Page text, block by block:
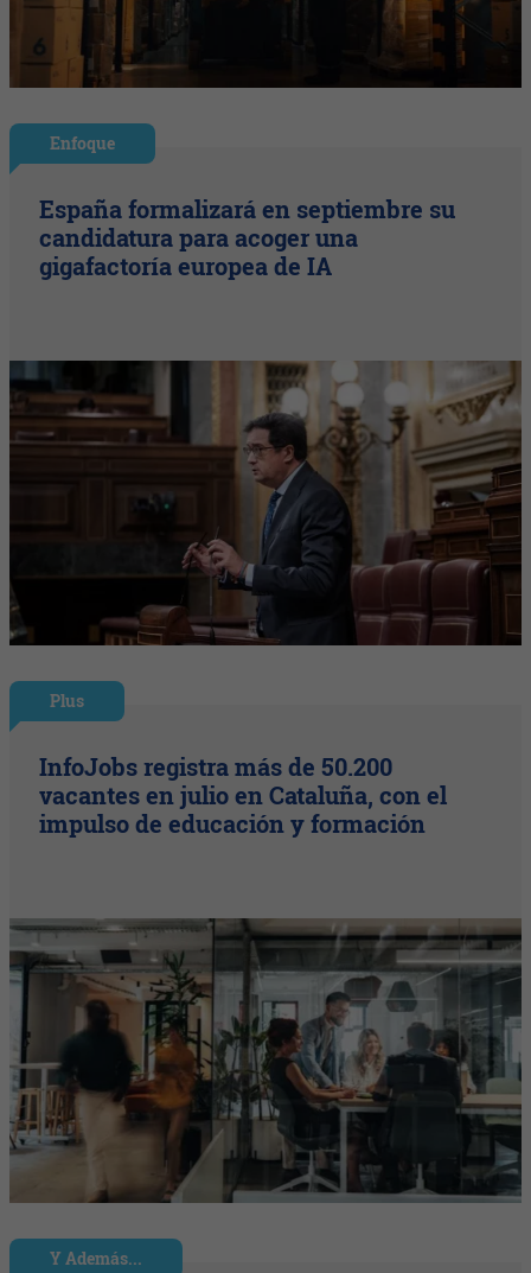
Enfoque
España formalizará en septiembre su
candidatura para acoger una
gigafactoría europea de IA
Plus
InfoJobs registra más de 50.200
vacantes en julio en Cataluña, con el
impulso de educación y formación
Y Además...